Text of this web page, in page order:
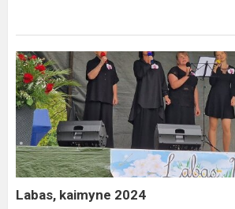
Labas,
kaimyne
2024
Labas, kaimyne 2024